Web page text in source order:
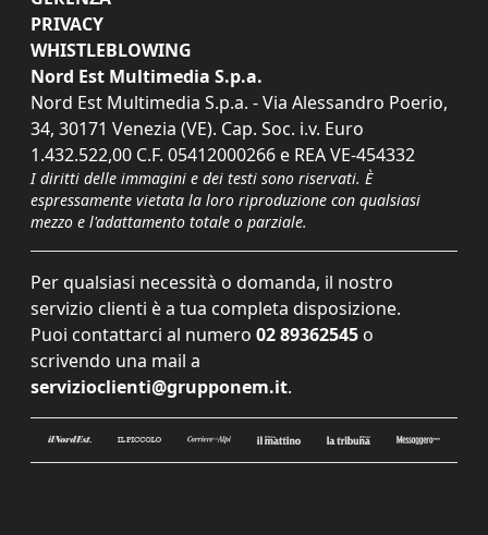
PRIVACY
WHISTLEBLOWING
Nord Est Multimedia S.p.a.
Nord Est Multimedia S.p.a. - Via Alessandro Poerio,
34, 30171 Venezia (VE). Cap. Soc. i.v. Euro
1.432.522,00 C.F. 05412000266 e REA VE-454332
I diritti delle immagini e dei testi sono riservati. È
espressamente vietata la loro riproduzione con qualsiasi
mezzo e l'adattamento totale o parziale.
Per qualsiasi necessità o domanda, il nostro
servizio clienti è a tua completa disposizione.
Puoi contattarci al numero 02 89362545 o
scrivendo una mail a
servizioclienti@grupponem.it.